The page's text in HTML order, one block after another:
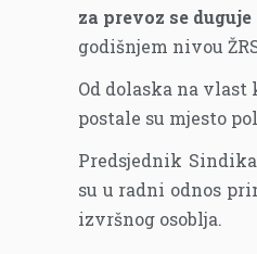
za prevoz se
godišnjem nivou
Od dolaska na vlast
postale su mjesto
Predsjednik
su u radni odnos
izvršnog osoblja.